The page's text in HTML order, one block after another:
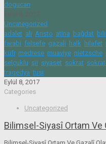
dogucan
Eylül 8, 2017
Uncategorized
adalet, ali, Aristo, atina, bağdat,
farabi, felsefe, gazali, halk, hilafet,
küfr, medrese, muaviye, nietzsche,
selçuklu, şii, siyaset, sokrat,
tragedya,tusi
Eylül 8, 2017
Categories
Uncategorized
Bilimsel-Siyasî Ortam Ve